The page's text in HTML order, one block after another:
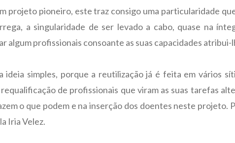
projeto pioneiro, este traz consigo uma particularidade
a singularidade de ser levado a cabo, quase na
algum profissionais consoante as suas capacidades atribui-
ideia simples, porque a reutilização já é feita em vários
requalificação de profissionais que viram as suas tarefas
o que podem e na inserção dos doentes neste
Iria Velez.